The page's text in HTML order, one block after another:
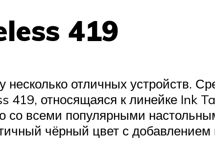
419
отличных устройств.
419, относящаяся к линейке Ink
со всеми популярными
чёрный цвет с добавлением